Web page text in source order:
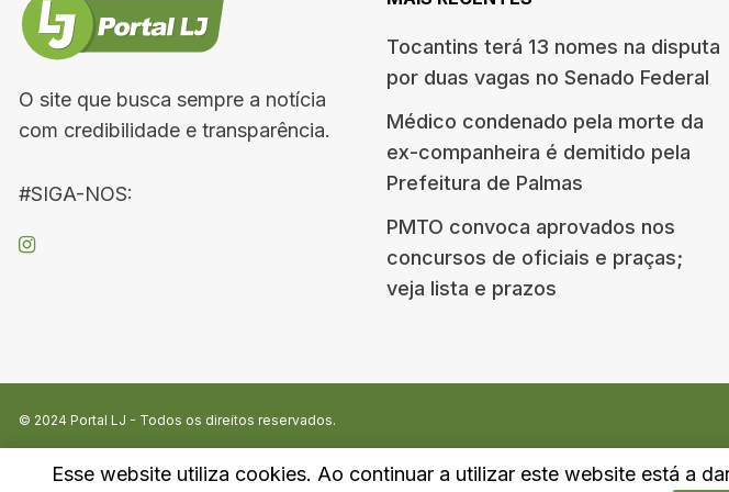
O site que busca sempre a notícia
com credibilidade e transparência.
#SIGA-NOS:
Tocantins terá 13 nomes na disputa
por duas vagas no Senado Federal
Médico condenado pela morte da
ex-companheira é demitido pela
Prefeitura de Palmas
PMTO convoca aprovados nos
concursos de oficiais e praças;
veja lista e prazos
© 2024 Portal LJ - Todos os direitos reservados.
Esse website utiliza cookies. Ao continuar a utilizar este website está a